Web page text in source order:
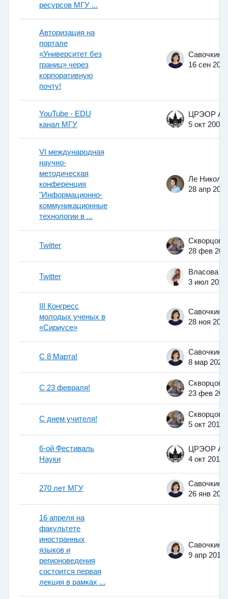
ресурсов МГУ ...
Авторизация на
портале
«Университет без
границ» через
корпоративную
почту!
16 сен
YouTube - EDU
канал МГУ
5 окт 2009
VI международная
научно-
методическая
конференция
"Информационно-
коммуникационные
технологии в ...
28 апр
Twitter
28 фев
Twitter
Власова
3 июл 2012
III Конгресс
молодых ученых в
«Сириусе»
28 ноя
C 8 Марта!
8 мар 2023
C 23 февраля!
23 фев
C днем учителя!
5 окт 2011
6-ой Фестиваль
Науки
4 окт 2011
270 лет МГУ
26 янв
16 апреля на
факультете
иностранных
языков и
регионоведения
состоится первая
лекция в рамках ...
9 апр 2019